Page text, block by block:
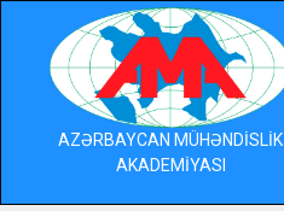
AZƏRBAYCAN MÜHƏNDİSLİK
AKADEMİYASI